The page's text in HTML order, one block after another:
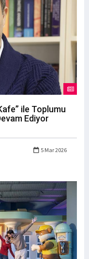
ile Toplumu
Ediyor
5 Mar 2026